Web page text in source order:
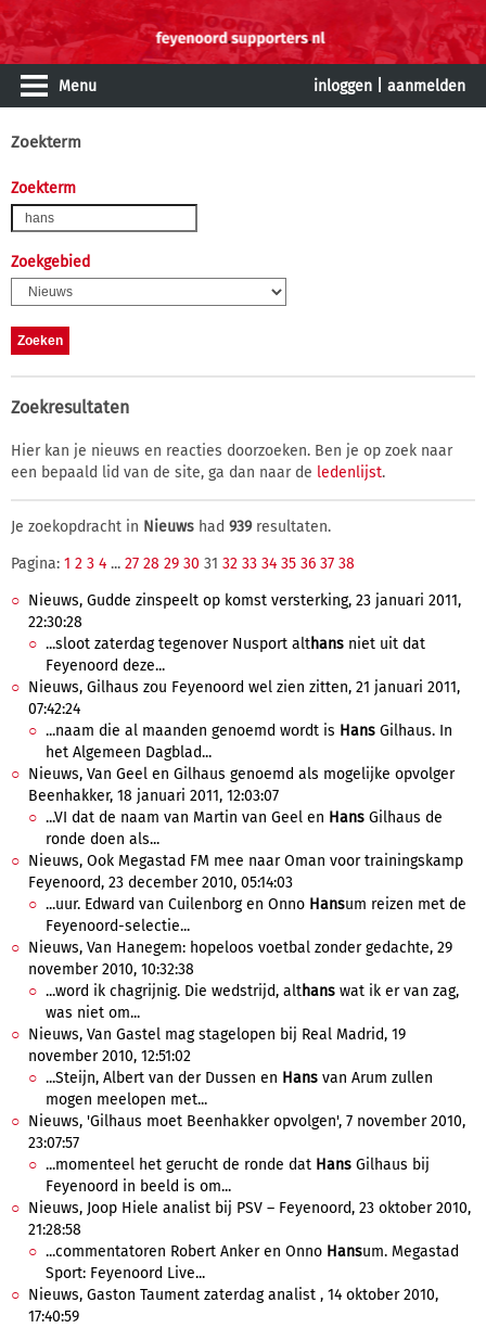
Menu inloggen aanmelden
Zoekterm
Zoekterm
Zoekgebied
Zoekresultaten
Hier kan je nieuws en reacties doorzoeken. Ben je op zoek naar
een bepaald lid van de site, ga dan naar de ledenlijst.
Je zoekopdracht in Nieuws had 939resultaten.
Pagina: 1 2 3 4 ... 27 28 29 30 31 32 33 34 35 36 37 38
Nieuws, Gudde zinspeelt op komst versterking, 23 januari 2011,
22:30:28
...sloot zaterdag tegenover Nusport althans niet uit dat
Feyenoord deze...
Nieuws, Gilhaus zou Feyenoord wel zien zitten, 21 januari 2011,
07:42:24
...naam die al maanden genoemd wordt is Hans Gilhaus. In
het Algemeen Dagblad...
Nieuws, Van Geel en Gilhaus genoemd als mogelijke opvolger
Beenhakker, 18 januari 2011, 12:03:07
...VI dat de naam van Martin van Geel en Hans Gilhaus de
ronde doen als...
Nieuws, Ook Megastad FM mee naar Oman voor trainingskamp
Feyenoord, 23 december 2010, 05:14:03
...uur. Edward van Cuilenborg en Onno Hansum reizen met de
Feyenoord-selectie...
Nieuws, Van Hanegem: hopeloos voetbal zonder gedachte, 29
november 2010, 10:32:38
...word ik chagrijnig. Die wedstrijd, althans wat ik er van zag,
was niet om...
Nieuws, Van Gastel mag stagelopen bij Real Madrid, 19
november 2010, 12:51:02
...Steijn, Albert van der Dussen en Hans van Arum zullen
mogen meelopen met...
Nieuws, 'Gilhaus moet Beenhakker opvolgen', 7 november 2010,
23:07:57
...momenteel het gerucht de ronde dat Hans Gilhaus bij
Feyenoord in beeld is om...
Nieuws, Joop Hiele analist bij PSV – Feyenoord, 23 oktober 2010,
21:28:58
...commentatoren Robert Anker en Onno Hansum. Megastad
Sport: Feyenoord Live...
Nieuws, Gaston Taument zaterdag analist , 14 oktober 2010,
17:40:59